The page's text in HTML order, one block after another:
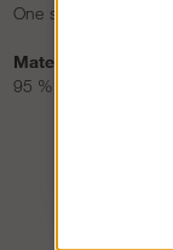
One size
Material:
95 % polyester, 5 %